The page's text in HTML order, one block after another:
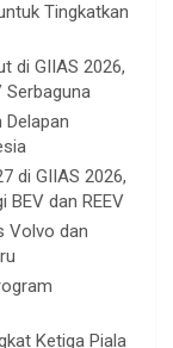
Tingkatkan
di GIIAS 2026,
Serbaguna
Delapan
di GIIAS 2026,
BEV dan REEV
Volvo dan
Ketiga Piala